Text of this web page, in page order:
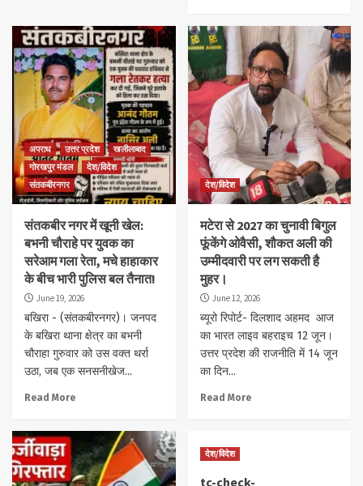
अपराध उत्तर प्रदेश
खलीलाबाद
गोरखपुर मंडल
देश/विदेश
संतकबीरनगर
संतकबीर नगर में खूनी खेल:
बभनी चौराहे पर युवक का
सरेआम गला रेता, मचे हाहाकार
के बीच भारी पुलिस बल तैनात!
June 19, 2026
बखिरा - (संतकबीरनगर)। जनपद
के बखिरा थाना क्षेत्र का बभनी
चौराहा गुरुवार को उस वक्त थर्रा
उठा, जब एक सनसनीखेज...
Read More
देश/विदेश
मटेरा से 2027 का चुनावी बिगुल
फूंकेंगे ओवैसी, शौकत अली की
उम्मीदवारी पर लग सकती है
मुहर।
June 12, 2026
ब्यूरो रिपोर्ट- दिलशाद अहमद आज
का भारत लाइव बहराइच 12 जून।
उत्तर प्रदेश की राजनीति में 14 जून
का दिन...
Read More
देश/विदेश
tc-check-